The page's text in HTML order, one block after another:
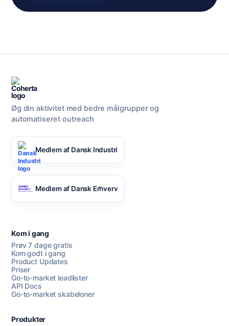
Øg din aktivitet med bedre målgrupper og
automatiseret outreach
Medlem af Dansk Industri
Medlem af Dansk Erhverv
Kom i gang
Prøv 7 dage gratis
Kom godt i gang
Product Updates
Priser
Go-to-market leadlister
API Docs
Go-to-market skabeloner
Produkter